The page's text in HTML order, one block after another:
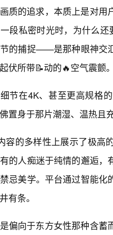
质的追求，本质上是对用
段私密时光时，为什么
的捕捉——是那种眼神交
伏所带📝动的🔥空气震颤
节在4K、甚至更高规格
置身于那片潮湿、温热且
容的多样性上展示了极高
的人痴迷于纯情的邂逅
忌美学。平台通过智能
有条。
偏向于东方女性那种含